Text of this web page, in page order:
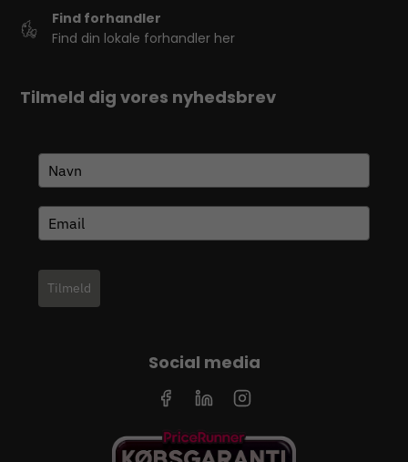
Find forhandler
Find din lokale forhandler her
Tilmeld dig vores nyhedsbrev
Tilmeld
Social media